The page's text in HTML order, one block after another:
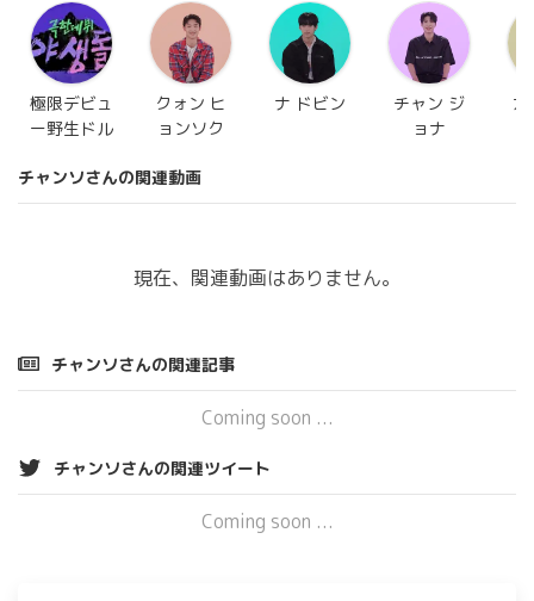
極限デビュ
ー野生ドル
クォン ヒ
ョンソク
ナ ドビン
チャン ジ
ョナ
カ
チャンソさんの関連動画
現在、関連動画はありません。
チャンソさんの関連記事
Coming soon ...
チャンソさんの関連ツイート
Coming soon ...